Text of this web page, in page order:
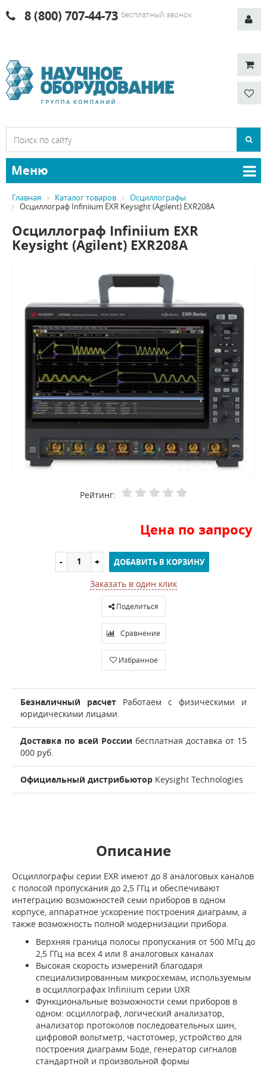
8 (800) 707-44-73 бесплатный звонок
Меню
Главная Каталог товаров
Осциллографы
Осциллограф Infiniium EXR Keysight (Agilent) EXR208A
Осциллограф Infiniium EXR
Keysight (Agilent) EXR208A
Рейтинг:
Цена по запросу
ДОБАВИТЬ В КОРЗИНУ
Заказать в один клик
Поделиться
Сравнение
Избранное
Безналичный расчет Работаем с физическими и
юридическими лицами.
Доставка по всей России бесплатная доставка от 15
000 руб.
Официальный дистрибьютор Keysight Technologies
Описание
Осциллографы серии EXR имеют до 8 аналоговых каналов
с полосой пропускания до 2,5 ГГц и обеспечивают
интеграцию возможностей семи приборов в одном
корпусе, аппаратное ускорение построения диаграмм, а
также возможность полной модернизации прибора.
Верхняя граница полосы пропускания от 500 МГц до
2,5 ГГц на всех 4 или 8 аналоговых каналах
Высокая скорость измерений благодаря
специализированным микросхемам, используемым
в осциллографах Infiniium серии UXR
Функциональные возможности семи приборов в
одном: осциллограф, логический анализатор,
анализатор протоколов последовательных шин,
цифровой вольтметр, частотомер, устройство для
построения диаграмм Боде, генератор сигналов
стандартной и произвольной формы